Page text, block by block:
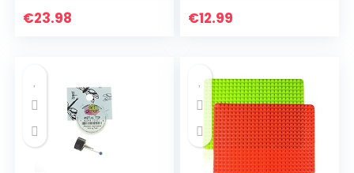
Niet-Klevende
Cheesecake en
Biscuit
€23.98
voor grote muffins,
€12.99